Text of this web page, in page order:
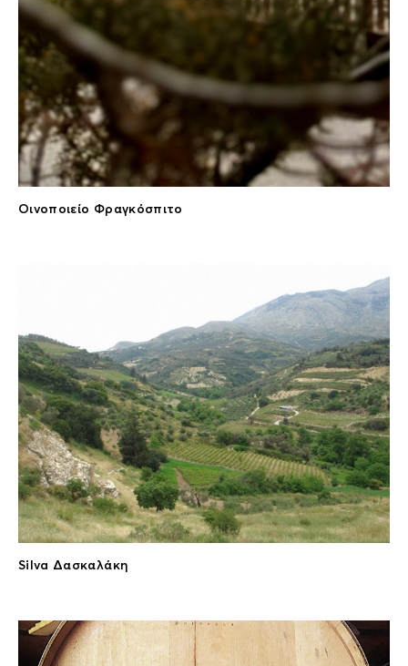
Οινοποιείο Φραγκόσπιτο
Silva Δασκαλάκη